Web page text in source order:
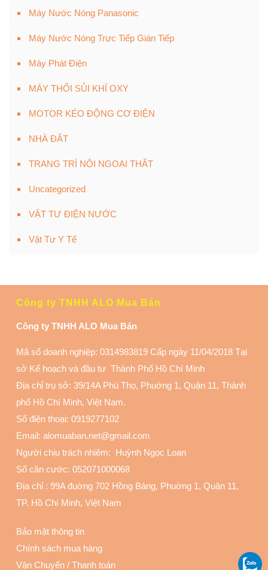
Máy Nước Nóng Panasonic
Máy Nước Nóng Trực Tiếp Gián Tiếp
Máy Phát Điện
MÁY THỔI SỦI KHÍ OXY
MOTOR KÉO ĐỘNG CƠ ĐIỆN
NHÀ ĐẤT
TRANG TRÍ NỘI NGOẠI THẤT
Uncategorized
VẬT TƯ ĐIỆN NƯỚC
Vật Tư Y Tế
Công ty TNHH ALO Mua Bán
Công ty TNHH ALO Mua Bán
Mã số doanh nghiệp: 0314983819 Cấp ngày 11/04/2018 Tại
sở Kế hoạch và đầu tư Thành Phố Hồ Chí Minh
Địa chỉ trụ sở: 39/14A Phú Thọ, Phuờng 1, Quận 11, Thành
phố Hồ Chí Minh, Việt Nam.
Số điện thoại: 0919277102
Email: alomuaban.net@gmail.com
Người chịu trách nhiệm: Huỳnh Ngọc Loan
Số căn cước: 052071000068
Địa chỉ : 99A đuờng 702 Hồng Bàng, Phuờng 1, Quận 11,
TP. Hồ Chí Minh, Việt Nam
Bảo mật thông tin
Chính sách mua hàng
Vận Chuyển / Thanh toán